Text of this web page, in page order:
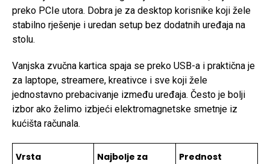
preko PCIe utora. Dobra je za desktop korisnike koji žele
stabilno rješenje i uredan setup bez dodatnih uređaja na
stolu.
Vanjska zvučna kartica spaja se preko USB-a i praktična je
za laptope, streamere, kreativce i sve koji žele
jednostavno prebacivanje između uređaja. Često je bolji
izbor ako želimo izbjeći elektromagnetske smetnje iz
kućišta računala.
Vrsta Najbolje za Prednost